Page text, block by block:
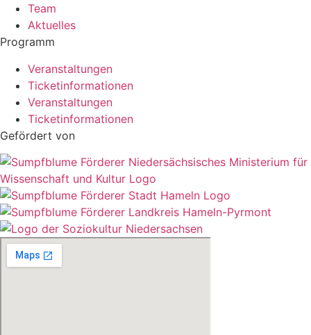
Team
Aktuelles
Programm
Veranstaltungen
Ticketinformationen
Veranstaltungen
Ticketinformationen
Gefördert von